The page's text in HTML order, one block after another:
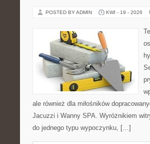
POSTED BY ADMIN KWI - 19 - 2026
ale również dla miłośników
Jacuzzi i Wanny SPA. Wyróżnikiem
do jednego typu wypoczynku, […]